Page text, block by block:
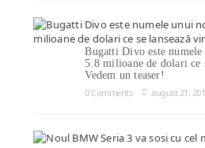
Bugatti Divo este
5.8 milioane de dolari ce
Vedem un teaser!
0 Comments
august 21,